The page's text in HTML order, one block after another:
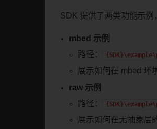
SDK 提供了两类功能示例
mbed 示例
路径：
展示如何在 mbed 环
raw 示例
路径：
展示如何在无抽象层